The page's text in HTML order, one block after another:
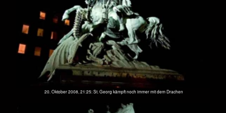
20. Oktober 2008, 21:25: St. Georg kämpft noch immer mit dem Drachen